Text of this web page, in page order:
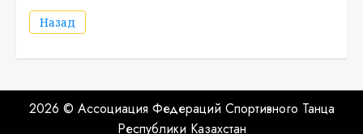
Назад
2026 © Ассоциация Федераций Спортивного Танца
Республики Казахстан